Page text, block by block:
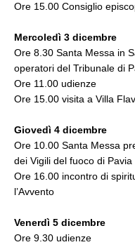
Ore 15.00 Consiglio
Mercoledì 3 dicembre
Ore 8.30 Santa Messa in
operatori del Tribunale di
Ore 11.00 udienze
Ore 15.00 visita a Villa
Giovedì 4 dicembre
Ore 10.00 Santa Messa
dei Vigili del fuoco di
Ore 16.00 incontro di
l’Avvento
Venerdì 5 dicembre
Ore 9.30 udienze